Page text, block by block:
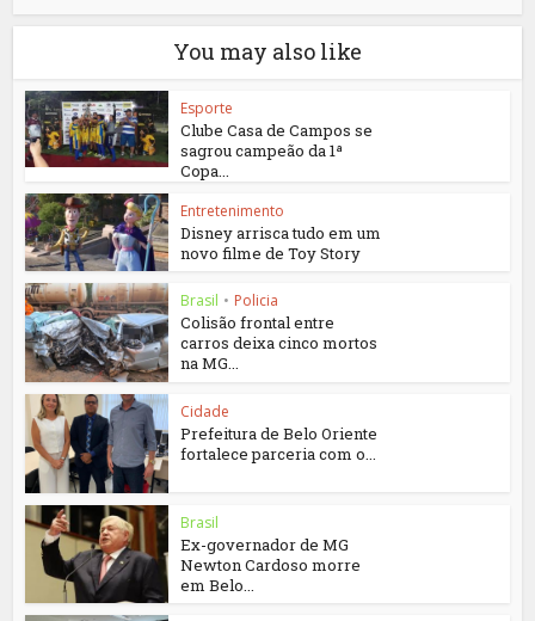
You may also like
Esporte
Clube Casa de Campos se
sagrou campeão da 1ª
Copa...
Entretenimento
Disney arrisca tudo em um
novo filme de Toy Story
Brasil • Policia
Colisão frontal entre
carros deixa cinco mortos
na MG...
Cidade
Prefeitura de Belo Oriente
fortalece parceria com o...
Brasil
Ex-governador de MG
Newton Cardoso morre
em Belo...